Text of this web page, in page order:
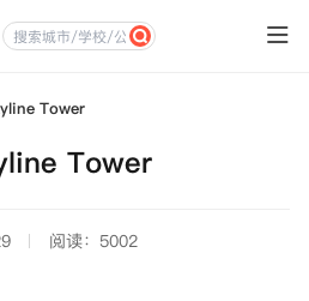
Tower
Tower
阅读：5002